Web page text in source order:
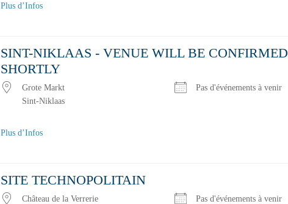
Plus d’Infos
SINT-NIKLAAS - VENUE WILL BE CONFIRMED
SHORTLY
Grote Markt
Sint-Niklaas
Pas d'événements à venir
Plus d’Infos
SITE TECHNOPOLITAIN
Château de la Verrerie
Pas d'événements à venir